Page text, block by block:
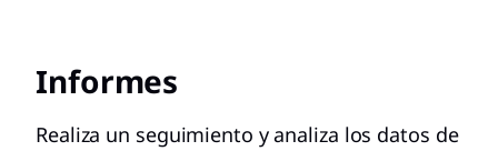
Informes
Realiza un seguimiento y analiza los datos de